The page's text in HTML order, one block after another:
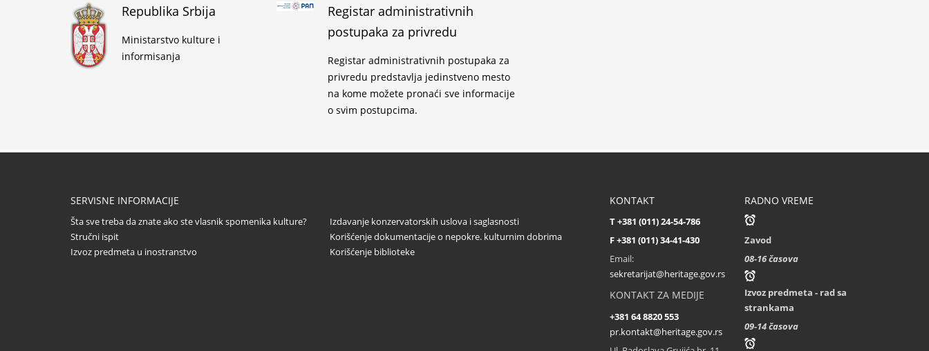
Republika Srbija
Ministarstvo kulture i
informisanja
Registar administrativnih
postupaka za privredu
Registar administrativnih postupaka za
privredu predstavlja jedinstveno mesto
na kome možete pronaći sve informacije
o svim postupcima.
SERVISNE INFORMACIJE
Šta sve treba da znate ako ste vlasnik spomenika kulture?
Izdavanje konzervatorskih uslova i saglasnosti
Stručni ispit
Korišćenje dokumentacije o nepokre. kulturnim dobrima
Izvoz predmeta u inostranstvo
Korišćenje biblioteke
KONTAKT
T +381 (011) 24-54-786
F +381 (011) 34-41-430
Email:
sekretarijat@heritage.gov.rs
KONTAKT ZA MEDIJE
+381 64 8820 553
pr.kontakt@heritage.gov.rs
RADNO VREME
Zavod
08-16 časova
Izvoz predmeta - rad sa
strankama
09-14 časova